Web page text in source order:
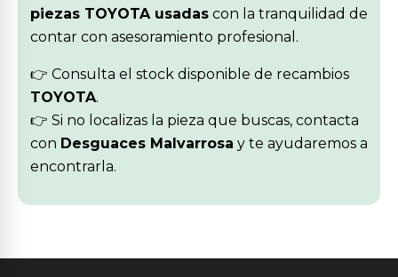
piezas TOYOTA usadas con la tranquilidad de
contar con asesoramiento profesional.
👉 Consulta el stock disponible de recambios
TOYOTA.
👉 Si no localizas la pieza que buscas, contacta
con Desguaces Malvarrosa y te ayudaremos a
encontrarla.